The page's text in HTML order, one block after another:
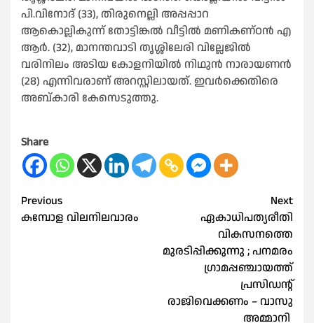
പി.വിനോദ് (33), തിരുനെല്ലി അപ്പപ്പാറ
ആകൊല്ലികുന്ന് തോട്ടിങ്കൽ വീട്ടിൽ മണികണ്ഠൻ എ
ആർ. (32), മാനന്തവാടി തൃശ്ശിലേരി വില്ലേജിൽ
വരിനിലം അടിയ കോളനിയിൽ നിഥുൻ നാരായണൻ
(28) എന്നിവരാണ് അറസ്റ്റിലായത്. ഇവർക്കെതിരെ
അബ്കാരി കേസെടുത്തു.
Share
Post
navigation
Previous
കമ്പോള വിലനിലവാരം
Next
ഏകാധിപത്യരീതി
വികസനത്തെ
മുരടിപ്പിക്കുന്നു ; പനമരം
ഗ്രാമപ്പഞ്ചായത്ത്
പ്രസിഡന്റ്
രാജിവെക്കണം – വാസു
അമ്മാനി